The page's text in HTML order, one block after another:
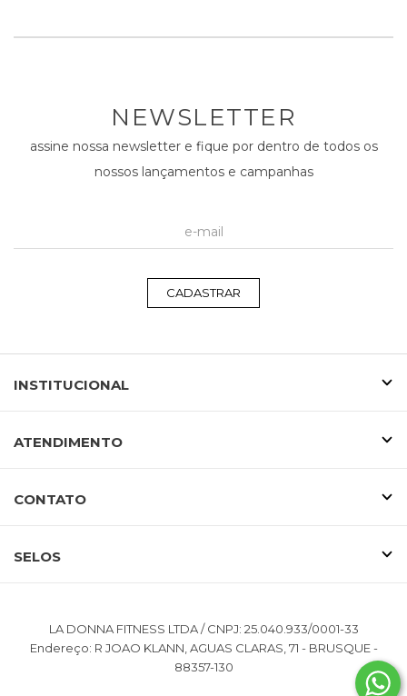
NEWSLETTER
assine nossa newsletter e fique por dentro de todos os
nossos lançamentos e campanhas
CADASTRAR
INSTITUCIONAL
ATENDIMENTO
CONTATO
SELOS
LA DONNA FITNESS LTDA / CNPJ: 25.040.933/0001-33
Endereço: R JOAO KLANN, AGUAS CLARAS, 71 - BRUSQUE -
88357-130